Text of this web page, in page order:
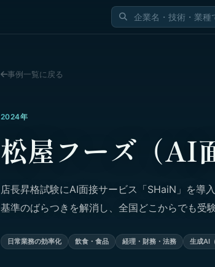
事例一覧に戻る
2024年
松屋フーズ（AI
店長昇格試験にAI面接サービス「SHaiN」を導
基準のばらつきを解消し、全国どこからでも受
日常業務の効率化 飲食・食品 経理・財務・法務 生成AI